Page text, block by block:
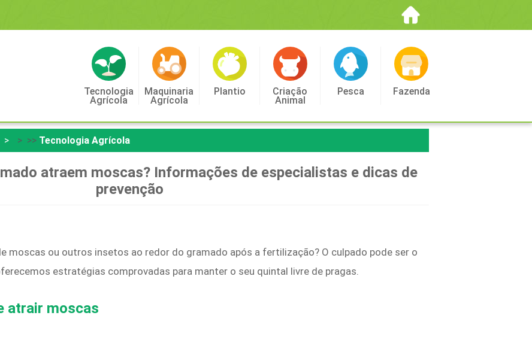
Tecnologia
Agrícola
Maquinaria
Agrícola
Plantio Criação
Animal
Pesca Fazenda
> >> Tecnologia Agrícola
atraem moscas? Informações de especialistas e dicas de
prevenção
moscas ou outros insetos ao redor do gramado após a fertilização? O culpado pode ser o
estratégias comprovadas para manter o seu quintal livre de pragas.
atrair moscas